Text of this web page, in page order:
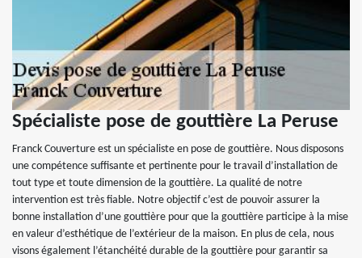
Spécialiste pose de gouttière La Peruse
Franck Couverture est un spécialiste en pose de gouttière. Nous disposons
une compétence suffisante et pertinente pour le travail d’installation de
tout type et toute dimension de la gouttière. La qualité de notre
intervention est très fiable. Notre objectif c’est de pouvoir assurer la
bonne installation d’une gouttière pour que la gouttière participe à la mise
en valeur d’esthétique de l’extérieur de la maison. En plus de cela, nous
visons également l’étanchéité durable de la gouttière pour garantir sa